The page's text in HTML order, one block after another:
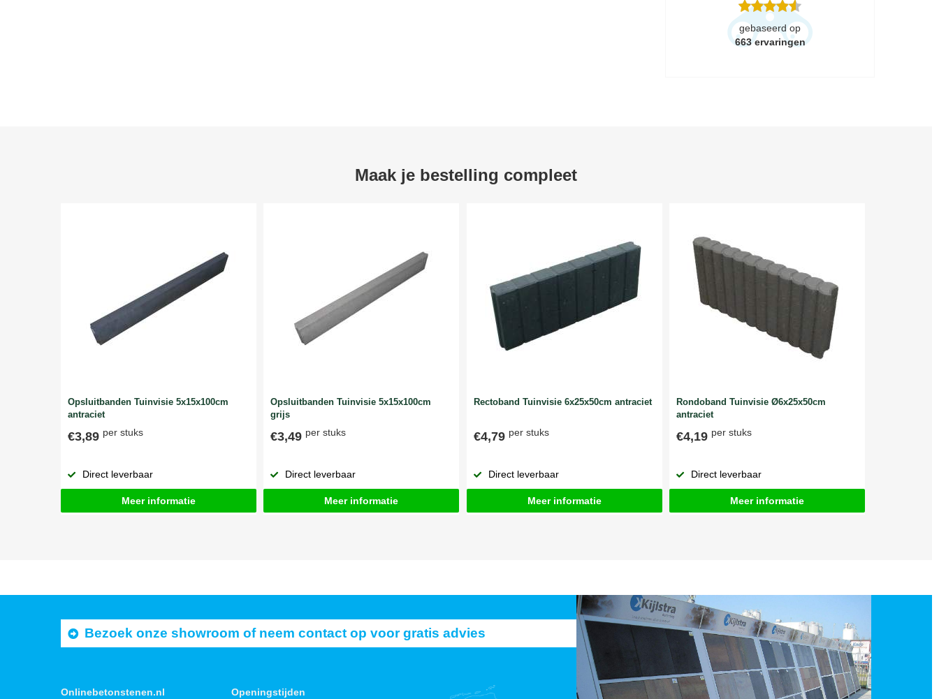
gebaseerd op
663 ervaringen
Maak je bestelling compleet
Opsluitbanden Tuinvisie 5x15x100cm
antraciet
€3,89 per stuks
Direct leverbaar
Meer informatie
Opsluitbanden Tuinvisie 5x15x100cm
grijs
€3,49 per stuks
Direct leverbaar
Meer informatie
Rectoband Tuinvisie 6x25x50cm antraciet
€4,79 per stuks
Direct leverbaar
Meer informatie
Rondoband Tuinvisie Ø6x25x50cm
antraciet
€4,19 per stuks
Direct leverbaar
Meer informatie
Bezoek onze showroom of neem contact op voor gratis advies
Onlinebetonstenen.nl
Openingstijden